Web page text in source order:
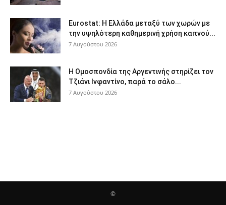
Eurostat: Η Ελλάδα μεταξύ των χωρών με
την υψηλότερη καθημερινή χρήση καπνού...
7 Αυγούστου 2026
Η Ομοσπονδία της Αργεντινής στηρίζει τον
Τζιάνι Ινφαντίνο, παρά το σάλο...
7 Αυγούστου 2026
©